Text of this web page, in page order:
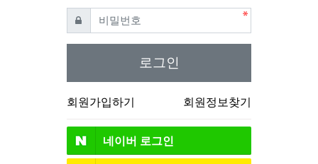
비밀번호필수
로그인
회원가입하기 회원정보찾기
네이버 로그인